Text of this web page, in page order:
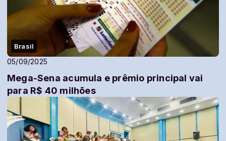
Brasil
05/09/2025
Mega-Sena acumula e prêmio principal vai
para R$ 40 milhões